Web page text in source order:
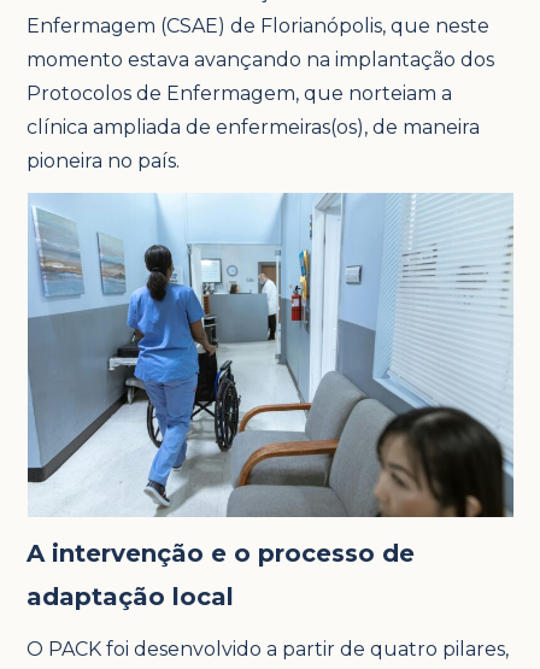
Enfermagem (CSAE) de Florianópolis, que neste
momento estava avançando na implantação dos
Protocolos de Enfermagem, que norteiam a
clínica ampliada de enfermeiras(os), de maneira
pioneira no país.
A intervenção e o processo de
adaptação local
O PACK foi desenvolvido a partir de quatro pilares,